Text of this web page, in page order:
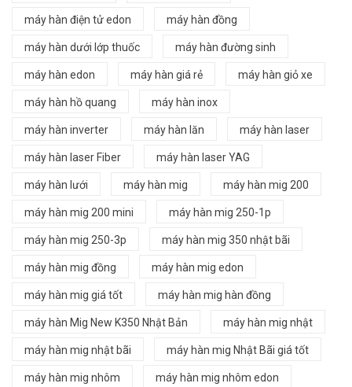
máy hàn điện tử edon máy hàn đồng
máy hàn dưới lớp thuốc máy hàn đường sinh
máy hàn edon máy hàn giá rẻ máy hàn giỏ xe
máy hàn hồ quang máy hàn inox
máy hàn inverter máy hàn lăn máy hàn laser
máy hàn laser Fiber máy hàn laser YAG
máy hàn lưới máy hàn mig máy hàn mig 200
máy hàn mig 200 mini máy hàn mig 250-1p
máy hàn mig 250-3p máy hàn mig 350 nhật bãi
máy hàn mig đồng máy hàn mig edon
máy hàn mig giá tốt máy hàn mig hàn đồng
máy hàn Mig New K350 Nhật Bản máy hàn mig nhật
máy hàn mig nhật bãi máy hàn mig Nhật Bãi giá tốt
máy hàn mig nhôm máy hàn mig nhôm edon